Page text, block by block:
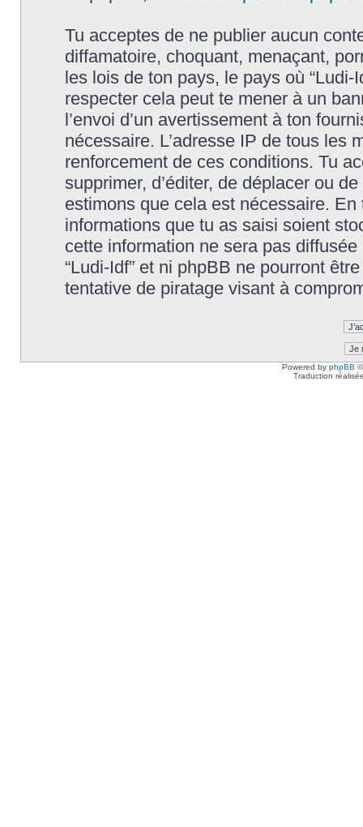
Tu acceptes de ne publier aucun
diffamatoire, choquant, menaçant,
les lois de ton pays, le pays où
respecter cela peut te mener à un
l’envoi d’un avertissement à ton
nécessaire. L’adresse IP de tous les
renforcement de ces conditions. Tu
supprimer, d’éditer, de déplacer ou
estimons que cela est nécessaire.
informations que tu as saisi soient
cette information ne sera pas
“Ludi-Idf” et ni phpBB ne pourront
tentative de piratage visant à
Powered by phpBB
Traduction